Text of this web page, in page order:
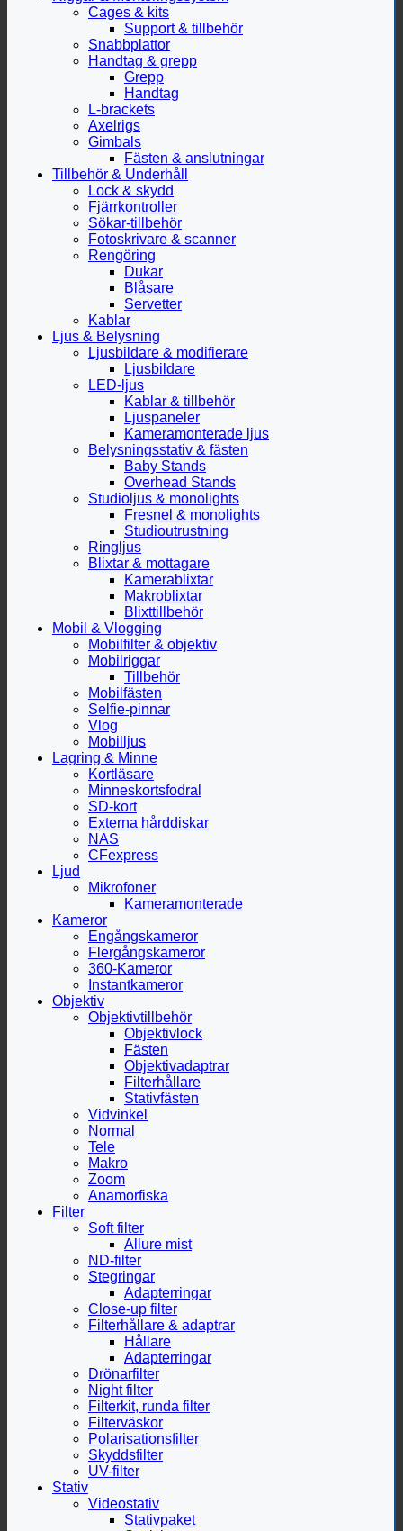
Cages & kits
Support & tillbehör
Snabbplattor
Handtag & grepp
Grepp
Handtag
L-brackets
Axelrigs
Gimbals
Fästen & anslutningar
Tillbehör & Underhåll
Lock & skydd
Fjärrkontroller
Sökar-tillbehör
Fotoskrivare & scanner
Rengöring
Dukar
Blåsare
Servetter
Kablar
Ljus & Belysning
Ljusbildare & modifierare
Ljusbildare
LED-ljus
Kablar & tillbehör
Ljuspaneler
Kameramonterade ljus
Belysningsstativ & fästen
Baby Stands
Overhead Stands
Studioljus & monolights
Fresnel & monolights
Studioutrustning
Ringljus
Blixtar & mottagare
Kamerablixtar
Makroblixtar
Blixttillbehör
Mobil & Vlogging
Mobilfilter & objektiv
Mobilriggar
Tillbehör
Mobilfästen
Selfie-pinnar
Vlog
Mobilljus
Lagring & Minne
Kortläsare
Minneskortsfodral
SD-kort
Externa hårddiskar
NAS
CFexpress
Ljud
Mikrofoner
Kameramonterade
Kameror
Engångskameror
Flergångskameror
360-Kameror
Instantkameror
Objektiv
Objektivtillbehör
Objektivlock
Fästen
Objektivadaptrar
Filterhållare
Stativfästen
Vidvinkel
Normal
Tele
Makro
Zoom
Anamorfiska
Filter
Soft filter
Allure mist
ND-filter
Stegringar
Adapterringar
Close-up filter
Filterhållare & adaptrar
Hållare
Adapterringar
Drönarfilter
Night filter
Filterkit, runda filter
Filterväskor
Polarisationsfilter
Skyddsfilter
UV-filter
Stativ
Videostativ
Stativpaket